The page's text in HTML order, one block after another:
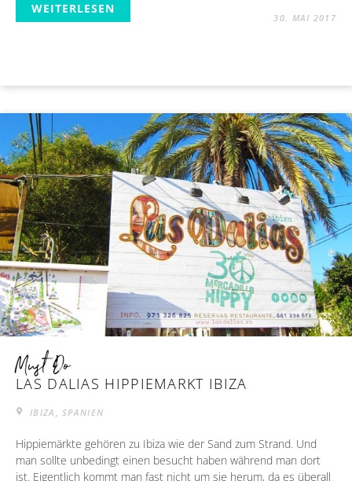
WEITERLESEN
30. MAI 2017
Must Do
LAS DALIAS HIPPIEMARKT IBIZA
IBIZA, SPANIEN
Hippiemärkte gehören zu Ibiza wie der Sand zum Strand. Und
man sollte unbedingt einen besucht haben während man dort
ist. Eigentlich kommt man fast nicht um sie herum, da es überall